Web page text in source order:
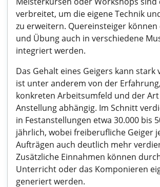
verbreitet, um die eigene Technik
zu erweitern. Quereinsteiger
und Übung auch in verschiedene
integriert werden.
Das Gehalt eines Geigers kann stark
ist unter anderem von der
konkreten Arbeitsumfeld und der
Anstellung abhängig. Im Schnitt
in Festanstellungen etwa 30.000 bis
jährlich, wobei freiberufliche Geiger
Aufträgen auch deutlich mehr
Zusätzliche Einnahmen können
Unterricht oder das Komponieren
generiert werden.